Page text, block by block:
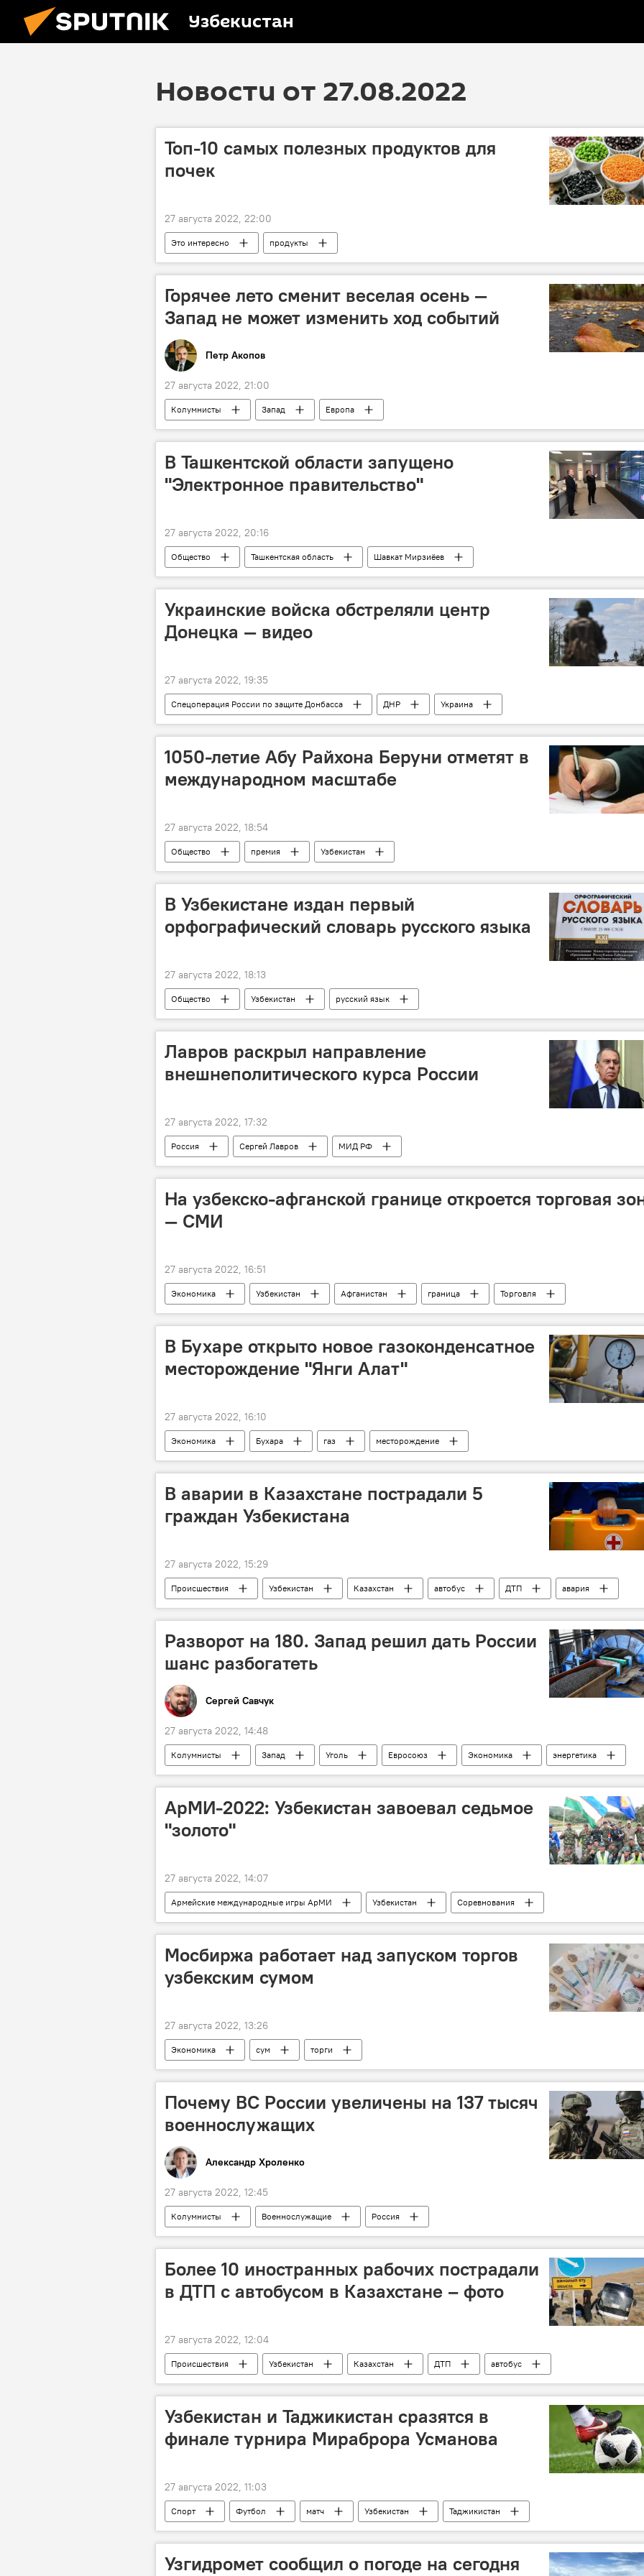
Узбекистан
Новости от 27.08.2022
Топ-10 самых полезных продуктов для
почек
27 августа 2022, 22:00
Это интересно продукты
Горячее лето сменит веселая осень —
Запад не может изменить ход событий
Петр Акопов
27 августа 2022, 21:00
Колумнисты Запад Европа
В Ташкентской области запущено
"Электронное правительство"
27 августа 2022, 20:16
Общество Ташкентская область Шавкат Мирзиёев
Украинские войска обстреляли центр
Донецка — видео
27 августа 2022, 19:35
Спецоперация России по защите Донбасса ДНР Украина
1050-летие Абу Райхона Беруни отметят в
международном масштабе
27 августа 2022, 18:54
Общество премия Узбекистан
В Узбекистане издан первый
орфографический словарь русского языка
27 августа 2022, 18:13
Общество Узбекистан русский язык
Лавров раскрыл направление
внешнеполитического курса России
27 августа 2022, 17:32
Россия Сергей Лавров МИД РФ
На узбекско-афганской границе откроется торговая
— СМИ
27 августа 2022, 16:51
Экономика Узбекистан Афганистан граница Торговля
В Бухаре открыто новое газоконденсатное
месторождение "Янги Алат"
27 августа 2022, 16:10
Экономика Бухара газ месторождение
В аварии в Казахстане пострадали 5
граждан Узбекистана
27 августа 2022, 15:29
Происшествия Узбекистан Казахстан автобус ДТП авария
Разворот на 180. Запад решил дать России
шанс разбогатеть
Сергей Савчук
27 августа 2022, 14:48
Колумнисты Запад Уголь Евросоюз Экономика
энергетика
Россия
АрМИ-2022: Узбекистан завоевал седьмое
"золото"
27 августа 2022, 14:07
Армейские международные игры АрМИ Узбекистан
Соревнования
Военнослужащие
Мосбиржа работает над запуском торгов
узбекским сумом
27 августа 2022, 13:26
Экономика сум торги
Почему ВС России увеличены на 137 тысяч
военнослужащих
Александр Хроленко
27 августа 2022, 12:45
Колумнисты Военнослужащие Россия
Более 10 иностранных рабочих пострадали
в ДТП с автобусом в Казахстане – фото
27 августа 2022, 12:04
Происшествия Узбекистан Казахстан ДТП
автобус
Кыргызстан
Узбекистан и Таджикистан сразятся в
финале турнира Мираброра Усманова
27 августа 2022, 11:03
Спорт Футбол матч Узбекистан Таджикистан
Узгидромет сообщил о погоде на сегодня